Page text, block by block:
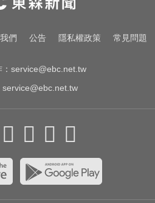
女師 右眼恐失明
發史上首例 金管會
們 公告 隱私權政策 常見問題
service@ebc.net.tw
service@ebc.net.tw